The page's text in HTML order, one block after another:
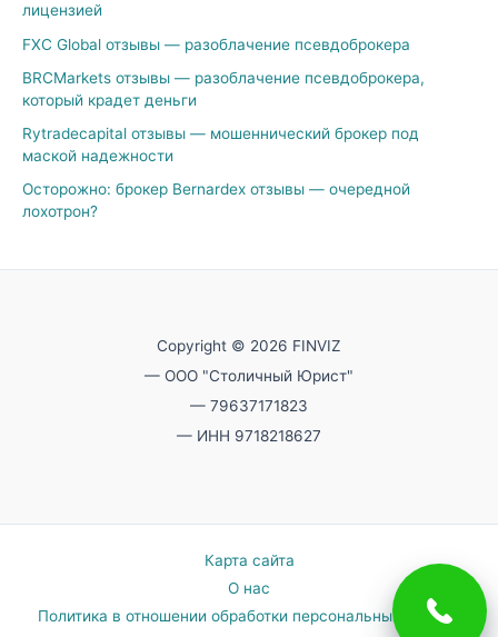
лицензией
FXC Global отзывы — разоблачение псевдоброкера
BRCMarkets отзывы — разоблачение псевдоброкера,
который крадет деньги
Rytradecapital отзывы — мошеннический брокер под
маской надежности
Осторожно: брокер Bernardex отзывы — очередной
лохотрон?
Copyright © 2026 FINVIZ
— ООО "Столичный Юрист"
— 79637171823
— ИНН 9718218627
Карта сайта
О нас
Политика в отношении обработки персональных данных